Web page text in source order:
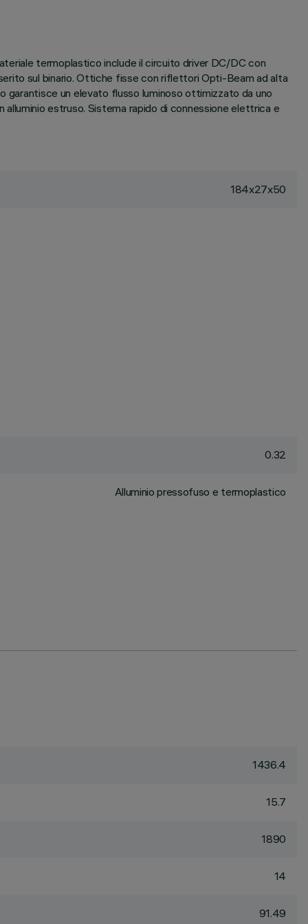
termoplastico include il circuito driver DC/DC con
sul binario. Ottiche fisse con riflettori Opti-Beam ad alta
un elevato flusso luminoso ottimizzato da uno
estruso. Sistema rapido di connessione elettrica e
184x27x50
0.32
Alluminio pressofuso e termoplastico
1436.4
15.7
1890
14
91.49